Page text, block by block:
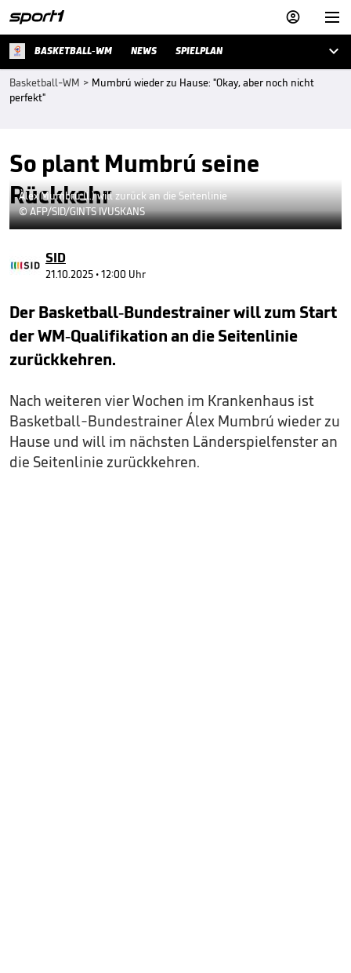


BASKETBALL-WM NEWS SPIELPLAN 
Basketball-WM > Mumbrú wieder zu Hause: "Okay, aber noch nicht
perfekt"
So plant Mumbrú seine
Rückkehr
Àlex Mumbrú (l.) will zurück an die Seitenlinie
© AFP/SID/GINTS IVUSKANS
SID
21.10.2025 • 12:00 Uhr
Der Basketball-Bundestrainer will zum Start
der WM-Qualifikation an die Seitenlinie
zurückkehren.
Nach weiteren vier Wochen im Krankenhaus ist
Basketball-Bundestrainer Álex Mumbrú wieder zu
Hause und will im nächsten Länderspielfenster an
die Seitenlinie zurückkehren.